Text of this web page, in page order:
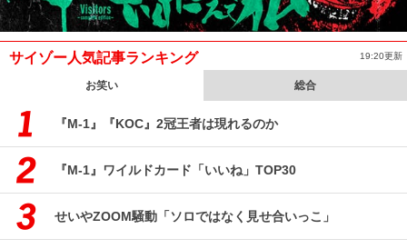
サイゾー人気記事ランキング 19:20更新
お笑い 総合
『M-1』『KOC』2冠王者は現れるのか
『M-1』ワイルドカード「いいね」TOP30
せいやZOOM騒動「ソロではなく見せ合いっこ」